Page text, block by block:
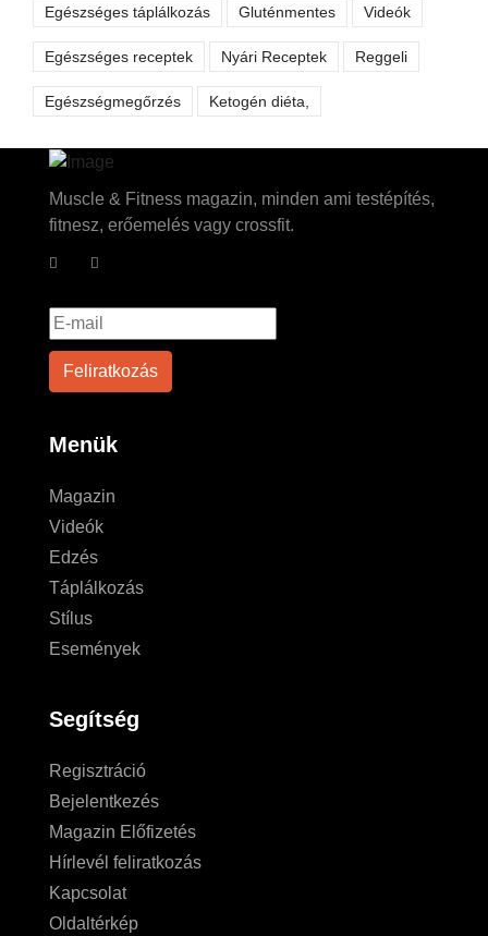
Egészséges táplálkozás Gluténmentes Videók
Egészséges receptek Nyári Receptek Reggeli
Egészségmegőrzés Ketogén diéta,
Muscle & Fitness magazin, minden ami testépítés,
fitnesz, erőemelés vagy crossfit.
Menük
Magazin
Videók
Edzés
Táplálkozás
Stílus
Események
Segítség
Regisztráció
Bejelentkezés
Magazin Előfizetés
Hírlevél feliratkozás
Kapcsolat
Oldaltérkép